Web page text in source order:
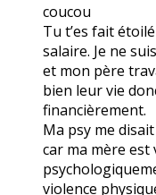
coucou
Tu t’es fait
salaire. Je ne
et mon père
bien leur vie
financièrement.
Ma psy me
car ma mère
violence